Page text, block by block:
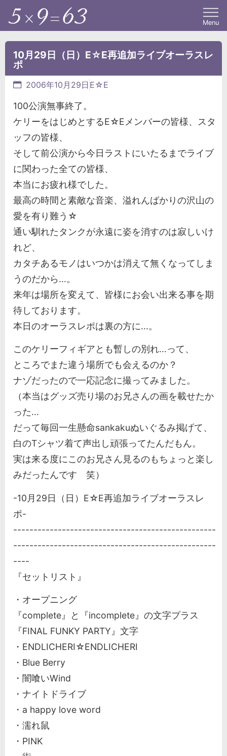
Menu
10月29日（日）E☆E再追加ライブオーラスレ
ポ
2006年10月29日 E☆E
100公演無事終了。
ケリーをはじめとするE☆Eメンバーの皆様、スタ
ッフの皆様、
そして前公演から今日ラストにいたるまでライブ
に関わった全ての皆様、
本当にお疲れ様でした。
最高の時間と素敵な音楽、溢れんばかりの沢山の
愛を有り難う☆
通い馴れたタンクが永遠に姿を消すのは寂しいけ
れど、
カタチあるモノはいつかは消えて無くなってしま
うのだから...。
来年は場所を変えて、皆様にお会い出来る事を期
待しております。
本日のオーラスレポは裏の方に...。
このケリーフィギアとも暫しの別れ...って、
ところでまた違う場所でも会えるのか？
ナゾだったので一応記念に撮ってみました。
（本当はグッズ売り場のお兄さんの画を載せたか
った...
だって毎回一生懸命sankakuぬいぐるみ掲げて、
白のTシャツ着て声出し頑張ってたんだもん。
実は来る度にこのお兄さん見るのもちょっと楽し
みだったんです 笑）
-10月29日（日）E☆E再追加ライブオーラスレ
ポ-
--------------------------------------------------
--------------------------------------------------
----
『セットリスト』
・オープニング
『complete』と『incomplete』の文字プラス
『FINAL FUNKY PARTY』文字
・ENDLICHERI☆ENDLICHERI
・Blue Berry
・闇喰いWind
・ナイトドライブ
・a happy love word
・濡れ鼠
・PINK